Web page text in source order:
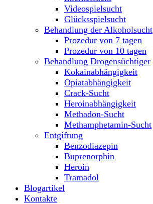
Videospielsucht
Glücksspielsucht
Behandlung der Alkoholsucht
Prozedur von 7 tagen
Prozedur von 10 tagen
Behandlung Drogensüchtiger
Kokainabhängigkeit
Opiatabhängigkeit
Crack-Sucht
Heroinabhängigkeit
Methadon-Sucht
Methamphetamin-Sucht
Entgiftung
Benzodiazepin
Buprenorphin
Heroin
Tramadol
Blogartikel
Kontakte